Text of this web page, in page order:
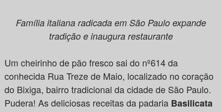
Família italiana radicada em São Paulo expande
tradição e inaugura restaurante
Um cheirinho de pão fresco sai do nº614 da
conhecida Rua Treze de Maio, localizado no coração
do Bixiga, bairro tradicional da cidade de São Paulo.
Pudera! As deliciosas receitas da padaria Basilicata